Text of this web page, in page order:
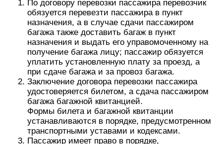
По договору перевозки пассажира перевозчик
обязуется перевезти пассажира в пункт
назначения, а в случае сдачи пассажиром
багажа также доставить багаж в пункт
назначения и выдать его управомоченному на
получение багажа лицу; пассажир обязуется
уплатить установленную плату за проезд, а
при сдаче багажа и за провоз багажа.
Заключение договора перевозки пассажира
удостоверяется билетом, а сдача пассажиром
багажа багажной квитанцией.
Формы билета и багажной квитанции
устанавливаются в порядке, предусмотренном
транспортными уставами и кодексами.
Пассажир имеет право в порядке,